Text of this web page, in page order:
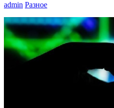
admin Разное